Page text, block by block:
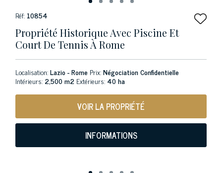
Réf: 10854
Propriété Historique Avec Piscine Et
Court De Tennis À Rome
Localisation:Lazio - Rome Prix:Négociation Confidentielle
Intérieurs: 2,500 m2 Extérieurs: 40 ha
VOIR LA PROPRIÉTÉ
INFORMATIONS